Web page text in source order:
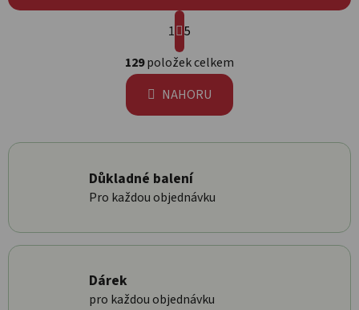
Ovládací prvky výpisu
Stránkování
1 5
129položek celkem
NAHORU
Důkladné balení
Pro každou objednávku
Dárek
pro každou objednávku